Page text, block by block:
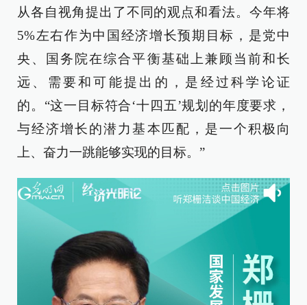
从各自视角提出了不同的观点和看法。今年将
5%左右作为中国经济增长预期目标，是党中
央、国务院在综合平衡基础上兼顾当前和长
远、需要和可能提出的，是经过科学论证
的。“这一目标符合‘十四五’规划的年度要求，
与经济增长的潜力基本匹配，是一个积极向
上、奋力一跳能够实现的目标。”